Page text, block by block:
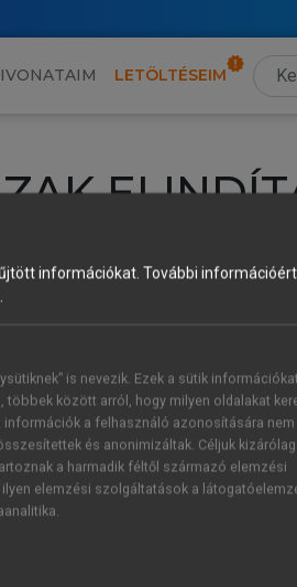
LETÖLTÉSEIM
iskolai azonosítóddal vagy
hozzáférésrevagy
vagy hozz
ÚJ FIÓK
1 óra
információkat. További
.
is nevezik. Ezek a sütik
többek között arról, hogy milyen oldalakat
információk a felhasználó azonosítására nem
és anonimizáltak. Céljuk
a harmadik féltől származó elemzési
elemzési szolgáltatások a